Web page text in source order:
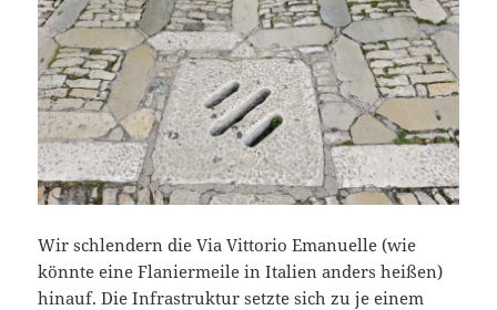
Wir schlendern die Via Vittorio Emanuelle (wie
könnte eine Flaniermeile in Italien anders heißen)
hinauf. Die Infrastruktur setzte sich zu je einem